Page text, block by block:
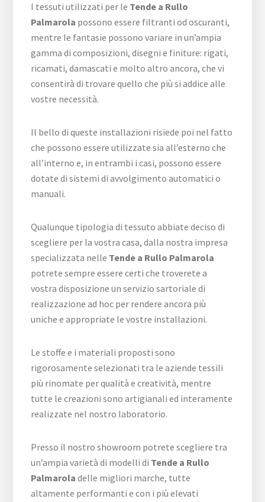
I tessuti utilizzati per le Tende a Rullo
Palmarola possono essere filtranti od oscuranti,
mentre le fantasie possono variare in un’ampia
gamma di composizioni, disegni e finiture: rigati,
ricamati, damascati e molto altro ancora, che vi
consentirà di trovare quello che più si addice alle
vostre necessità.
Il bello di queste installazioni risiede poi nel fatto
che possono essere utilizzate sia all’esterno che
all’interno e, in entrambi i casi, possono essere
dotate di sistemi di avvolgimento automatici o
manuali.
Qualunque tipologia di tessuto abbiate deciso di
scegliere per la vostra casa, dalla nostra impresa
specializzata nelle Tende a Rullo Palmarola
potrete sempre essere certi che troverete a
vostra disposizione un servizio sartoriale di
realizzazione ad hoc per rendere ancora più
uniche e appropriate le vostre installazioni.
Le stoffe e i materiali proposti sono
rigorosamente selezionati tra le aziende tessili
più rinomate per qualità e creatività, mentre
tutte le creazioni sono artigianali ed interamente
realizzate nel nostro laboratorio.
Presso il nostro showroom potrete scegliere tra
un’ampia varietà di modelli di Tende a Rullo
Palmarola delle migliori marche, tutte
altamente performanti e con i più elevati